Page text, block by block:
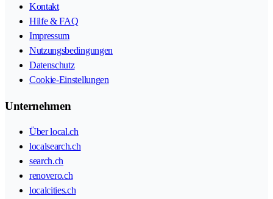
Kontakt
Hilfe & FAQ
Impressum
Nutzungsbedingungen
Datenschutz
Cookie-Einstellungen
Unternehmen
Über local.ch
localsearch.ch
search.ch
renovero.ch
localcities.ch